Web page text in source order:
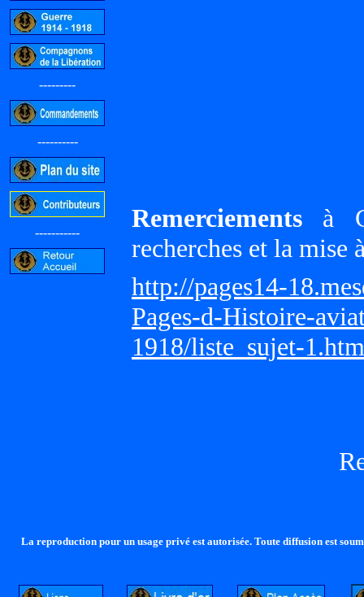
---------
----------
----------- Remerciements à
recherches et la mise
http://pages14-
Pages-d-Histoire-
1918/liste_sujet-1.htm
La reproduction pour un usage privé est autorisée. Toute diffusion est